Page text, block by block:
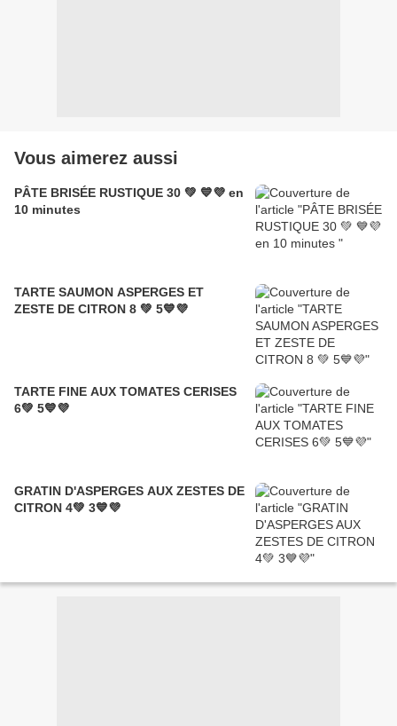
Vous aimerez aussi
PÂTE BRISÉE RUSTIQUE 30 💚 💙💜 en
10 minutes
TARTE SAUMON ASPERGES ET
ZESTE DE CITRON 8 💚 5💙💜
TARTE FINE AUX TOMATES CERISES
6💚 5💙💜
GRATIN D'ASPERGES AUX ZESTES DE
CITRON 4💚 3💙💜